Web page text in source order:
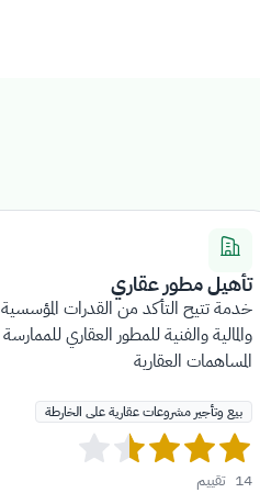
تأهيل مطور عقاري
خدمة تتيح التأكد من القدرات المؤسسية
والمالية والفنية للمطور العقاري للممارسة
المساهمات العقارية
بيع وتأجير مشروعات عقارية على الخارطة
14 تقييم